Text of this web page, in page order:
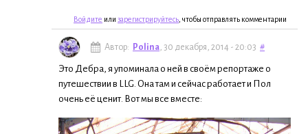
Войдите или зарегистрируйтесь , чтобы отправлять комментарии
Автор: Polina , 30 декабря, 2014 - 20:03 #
Это Дебра, я упоминала о ней в своём репортаже о
путешествии в LLG. Она там и сейчас работает и Пол
очень её ценит. Вот мы все вместе: